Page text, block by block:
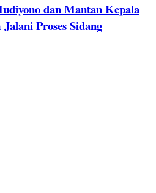
dan Mantan Kepala
Proses Sidang